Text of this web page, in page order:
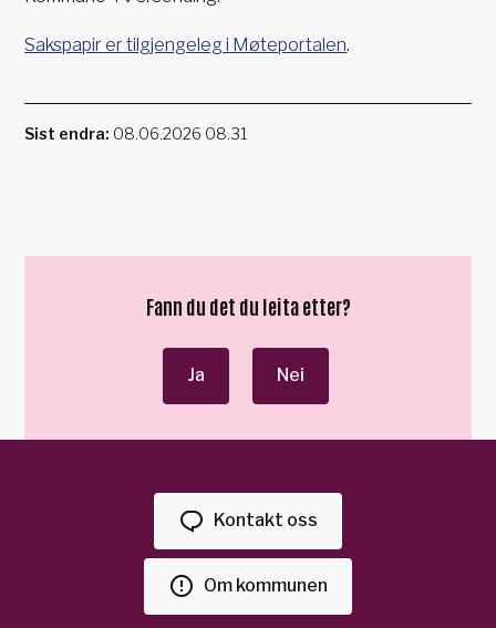
Sakspapir er tilgjengeleg i Møteportalen.
Sist endra 08.06.2026 08.31
Fann du det du leita etter?
Ja Nei
Kontakt oss
Om kommunen